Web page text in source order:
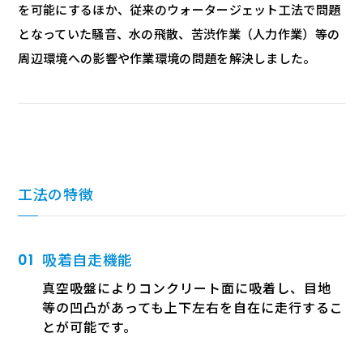
を可能にするほか、従来のウォータージェット工法で問題
となっていた騒音、水の飛散、苦渋作業（人力作業）等の
周辺環境への影響や作業環境の問題を解決しました。
工法の特徴
吸着自走機能
真空吸盤によりコンクリート面に吸着し、目地
等の凹凸があっても上下左右を自在に走行するこ
とが可能です。